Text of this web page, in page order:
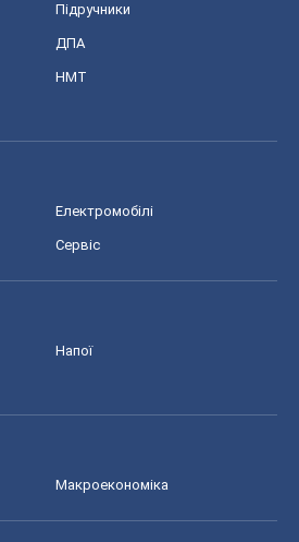
Підручники
ДПА
НМТ
Електромобілі
Сервіс
Напої
Макроекономіка